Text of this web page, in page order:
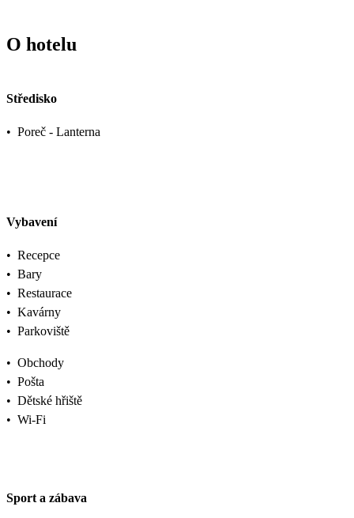
O hotelu
Středisko
• Poreč - Lanterna
Vybavení
• Recepce
• Bary
• Restaurace
• Kavárny
• Parkoviště
• Obchody
• Pošta
• Dětské hřiště
• Wi-Fi
Sport a zábava